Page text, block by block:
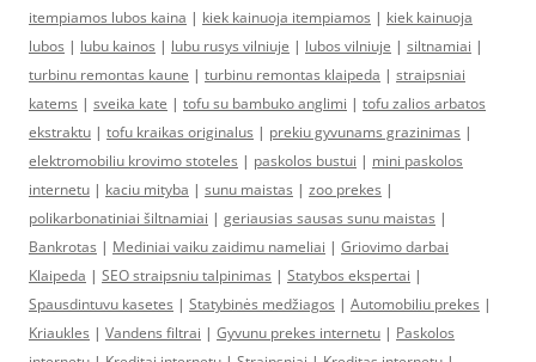
itempiamos lubos kaina | kiek kainuoja itempiamos | kiek kainuoja
lubos | lubu kainos | lubu rusys vilniuje | lubos vilniuje | siltnamiai |
turbinu remontas kaune | turbinu remontas klaipeda | straipsniai
katems | sveika kate | tofu su bambuko anglimi | tofu zalios arbatos
ekstraktu | tofu kraikas originalus | prekiu gyvunams grazinimas |
elektromobiliu krovimo stoteles | paskolos bustui | mini paskolos
internetu | kaciu mityba | sunu maistas | zoo prekes |
polikarbonatiniai šiltnamiai | geriausias sausas sunu maistas |
Bankrotas | Mediniai vaiku zaidimu nameliai | Griovimo darbai
Klaipeda | SEO straipsniu talpinimas | Statybos ekspertai |
Spausdintuvu kasetes | Statybinės medžiagos | Automobiliu prekes |
Kriaukles | Vandens filtrai | Gyvunu prekes internetu | Paskolos